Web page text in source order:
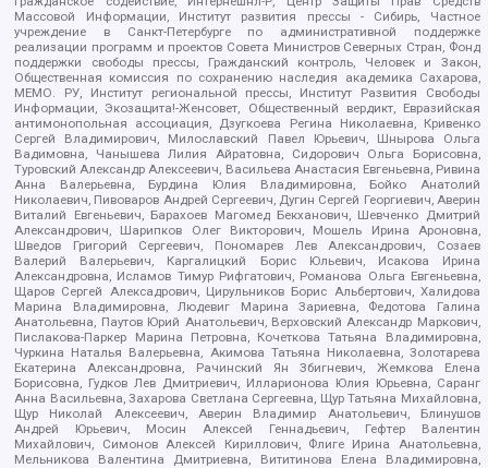
Массовой Информации, Институт развития прессы - Сибирь, Частное
учреждение в Санкт-Петербурге по административной поддержке
реализации программ и проектов Совета Министров Северных Стран, Фонд
поддержки свободы прессы, Гражданский контроль, Человек и Закон,
Общественная комиссия по сохранению наследия академика Сахарова,
МЕМО. РУ, Институт региональной прессы, Институт Развития Свободы
Информации, Экозащита!-Женсовет, Общественный вердикт, Евразийская
антимонопольная ассоциация, Дзугкоева Регина Николаевна, Кривенко
Сергей Владимирович, Милославский Павел Юрьевич, Шнырова Ольга
Вадимовна, Чанышева Лилия Айратовна, Сидорович Ольга Борисовна,
Туровский Александр Алексеевич, Васильева Анастасия Евгеньевна, Ривина
Анна Валерьевна, Бурдина Юлия Владимировна, Бойко Анатолий
Николаевич, Пивоваров Андрей Сергеевич, Дугин Сергей Георгиевич, Аверин
Виталий Евгеньевич, Барахоев Магомед Бекханович, Шевченко Дмитрий
Александрович, Шарипков Олег Викторович, Мошель Ирина Ароновна,
Шведов Григорий Сергеевич, Пономарев Лев Александрович, Созаев
Валерий Валерьевич, Каргалицкий Борис Юльевич, Исакова Ирина
Александровна, Исламов Тимур Рифгатович, Романова Ольга Евгеньевна,
Щаров Сергей Алексадрович, Цирульников Борис Альбертович, Халидова
Марина Владимировна, Людевиг Марина Зариевна, Федотова Галина
Анатольевна, Паутов Юрий Анатольевич, Верховский Александр Маркович,
Пислакова-Паркер Марина Петровна, Кочеткова Татьяна Владимировна,
Чуркина Наталья Валерьевна, Акимова Татьяна Николаевна, Золотарева
Екатерина Александровна, Рачинский Ян Збигневич, Жемкова Елена
Борисовна, Гудков Лев Дмитриевич, Илларионова Юлия Юрьевна, Саранг
Анна Васильевна, Захарова Светлана Сергеевна, Щур Татьяна Михайловна,
Щур Николай Алексеевич, Аверин Владимир Анатольевич, Блинушов
Андрей Юрьевич, Мосин Алексей Геннадьевич, Гефтер Валентин
Михайлович, Симонов Алексей Кириллович, Флиге Ирина Анатольевна,
Мельникова Валентина Дмитриевна, Вититинова Елена Владимировна,